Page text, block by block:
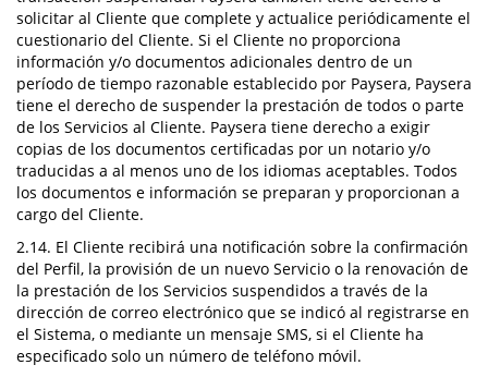
solicitar al Cliente que complete y actualice periódicamente el
cuestionario del Cliente. Si el Cliente no proporciona
información y/o documentos adicionales dentro de un
período de tiempo razonable establecido por Paysera, Paysera
tiene el derecho de suspender la prestación de todos o parte
de los Servicios al Cliente. Paysera tiene derecho a exigir
copias de los documentos certificadas por un notario y/o
traducidas a al menos uno de los idiomas aceptables. Todos
los documentos e información se preparan y proporcionan a
cargo del Cliente.
2.14. El Cliente recibirá una notificación sobre la confirmación
del Perfil, la provisión de un nuevo Servicio o la renovación de
la prestación de los Servicios suspendidos a través de la
dirección de correo electrónico que se indicó al registrarse en
el Sistema, o mediante un mensaje SMS, si el Cliente ha
especificado solo un número de teléfono móvil.